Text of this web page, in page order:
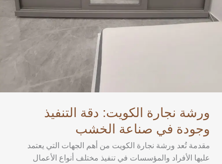
ورشة نجارة الكويت: دقة التنفيذ
وجودة في صناعة الخشب
مقدمة تُعد ورشة نجارة الكويت من أهم الجهات التي يعتمد
عليها الأفراد والمؤسسات في تنفيذ مختلف أنواع الأعمال